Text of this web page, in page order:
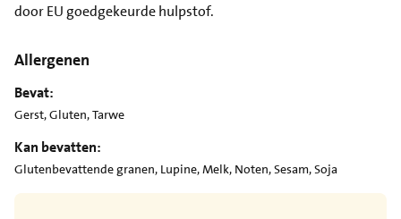
door EU goedgekeurde hulpstof.
Allergenen
Bevat:
Gerst, Gluten, Tarwe
Kan bevatten:
Glutenbevattende granen, Lupine, Melk, Noten, Sesam, Soja